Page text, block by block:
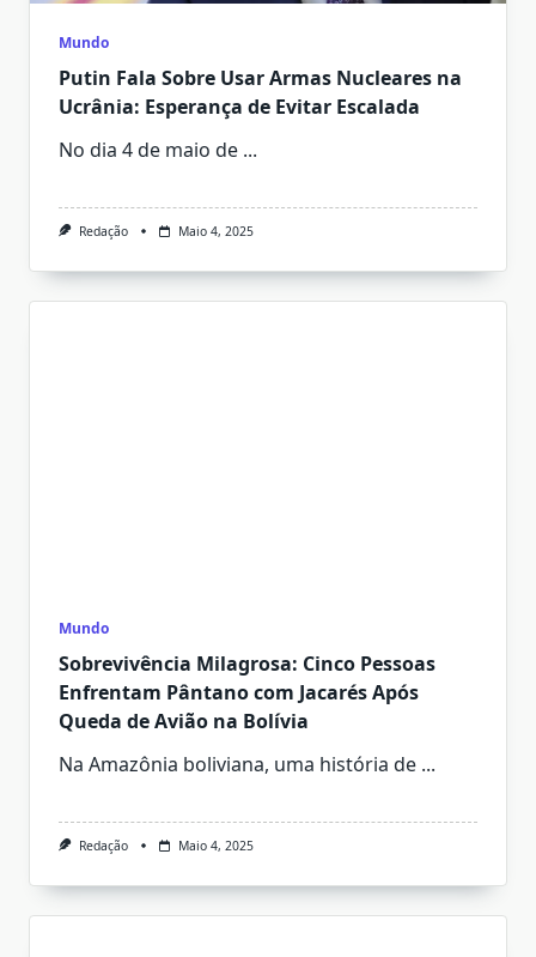
Mundo
Putin Fala Sobre Usar Armas Nucleares na
Ucrânia: Esperança de Evitar Escalada
No dia 4 de maio de ...
Redação Maio 4, 2025
Mundo
Sobrevivência Milagrosa: Cinco Pessoas
Enfrentam Pântano com Jacarés Após
Queda de Avião na Bolívia
Na Amazônia boliviana, uma história de ...
Redação Maio 4, 2025